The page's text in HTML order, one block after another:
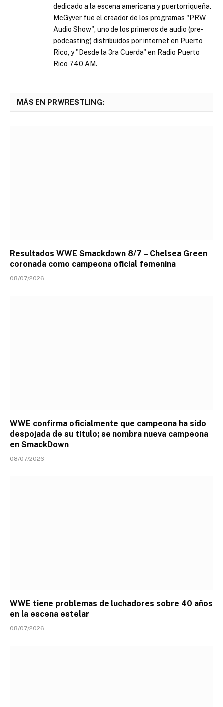
dedicado a la escena americana y puertorriqueña.
McGyver fue el creador de los programas "PRW
Audio Show", uno de los primeros de audio (pre-
podcasting) distribuidos por internet en Puerto
Rico, y "Desde la 3ra Cuerda" en Radio Puerto
Rico 740 AM.
MÁS EN PRWRESTLING:
Resultados WWE Smackdown 8/7 – Chelsea Green
coronada como campeona oficial femenina
08/07/2026
WWE confirma oficialmente que campeona ha sido
despojada de su título; se nombra nueva campeona
en SmackDown
08/07/2026
WWE tiene problemas de luchadores sobre 40 años
en la escena estelar
08/07/2026